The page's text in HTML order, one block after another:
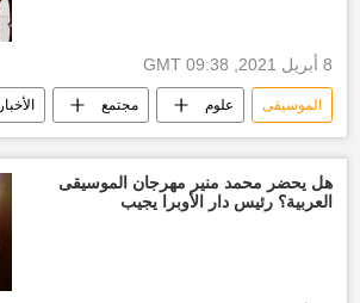
8 أبريل 2021, 09:38 GMT
الموسيقى علوم مجتمع الأخبار
موسيقى
هل يحضر محمد منير مهرجان الموسيقى
العربية؟ رئيس دار الأوبرا يجيب